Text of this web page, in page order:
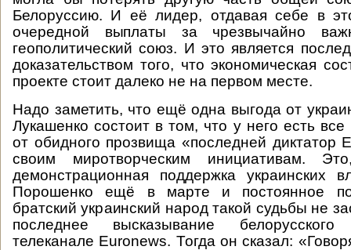
Белоруссию. И её лидер, отдавая себе в
очередной выплаты за чрезвычайно
геополитический союз. И это является
доказательством того, что экономическая
проекте стоит далеко не на первом месте.
Надо заметить, что ещё одна выгода от
Лукашенко состоит в том, что у него есть
от обидного прозвища «последней диктатор
своим миротворческим инициативам.
демонстрационная поддержка украинских
Порошенко ещё в марте и постоянное
братский украинский народ такой судьбы не
последнее высказывание
телеканале Euronews. Тогда он сказал: